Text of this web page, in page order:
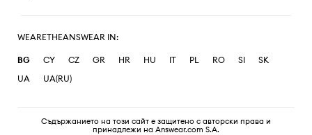
WEARETHEANSWEAR IN:
BG CY CZ GR HR HU IT PL RO SI
SK
UA
UA(RU)
Съдържанието на този сайт е защитено с авторски права и
принадлежи на Answear.com S.A.